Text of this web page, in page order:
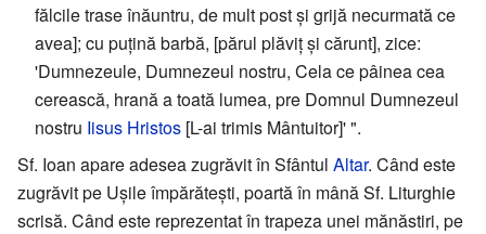
fălcile trase înăuntru, de mult post și grijă necurmată ce
avea]; cu puțină barbă, [părul plăviț și cărunt], zice:
'Dumnezeule, Dumnezeul nostru, Cela ce pâinea cea
cerească, hrană a toată lumea, pre Domnul Dumnezeul
nostru Iisus Hristos [L-ai trimis Mântuitor]' ".
Sf. Ioan apare adesea zugrăvit în Sfântul Altar. Când este
zugrăvit pe Ușile împărătești, poartă în mână Sf. Liturghie
scrisă. Când este reprezentat în trapeza unei mănăstiri, pe